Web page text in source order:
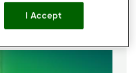
zakupówI Accept